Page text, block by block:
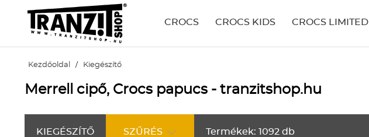
CROCS CROCS KIDS CROCS LIMITED
Kezdőoldal / Kiegészítő
Merrell cipő, Crocs papucs - tranzitshop.hu
KIEGÉSZÍTŐ SZŰRÉS Termékek: 1092 db